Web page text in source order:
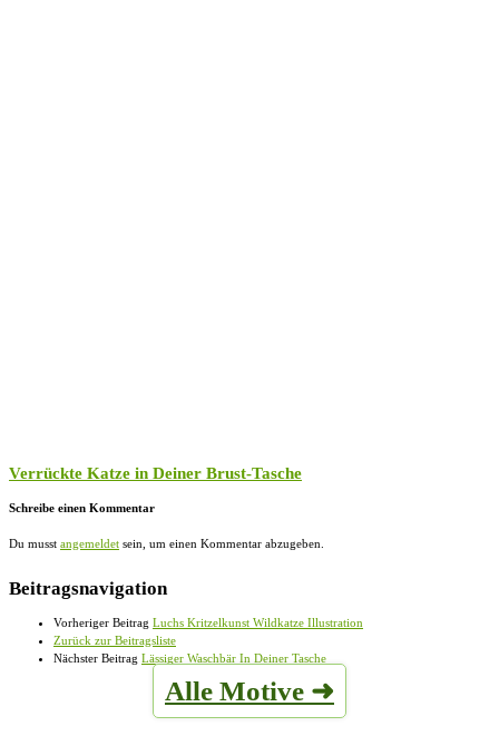
Verrückte Katze in Deiner Brust-Tasche
Schreibe einen Kommentar
Du musst angemeldet sein, um einen Kommentar abzugeben.
Beitragsnavigation
Vorheriger Beitrag Luchs Kritzelkunst Wildkatze Illustration
Zurück zur Beitragsliste
Nächster Beitrag Lässiger Waschbär In Deiner Tasche
Alle Motive ➜